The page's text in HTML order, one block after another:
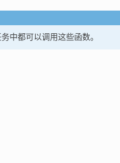
中都可以调用这些函数。